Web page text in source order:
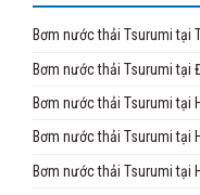
Bơm nước thải Tsurumi tại
Bơm nước thải Tsurumi tại
Bơm nước thải Tsurumi tại
Bơm nước thải Tsurumi tại
Bơm nước thải Tsurumi tại